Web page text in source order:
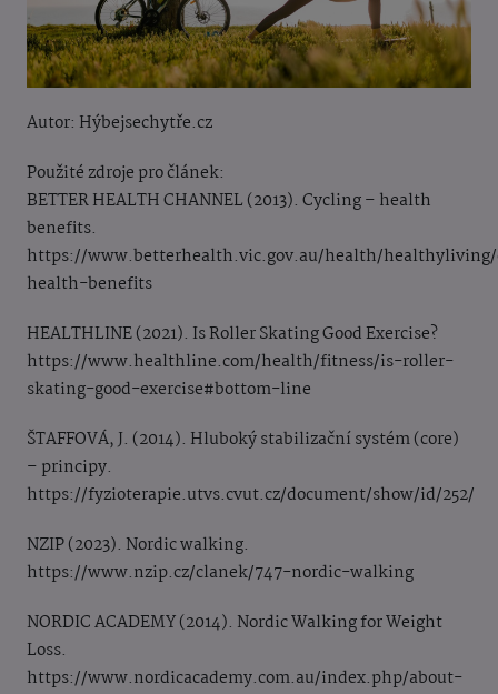
Autor: Hýbejsechytře.cz
Použité zdroje pro článek:
BETTER HEALTH CHANNEL (2013). Cycling – health
benefits.
https://www.betterhealth.vic.gov.au/health/
health-benefits
HEALTHLINE (2021). Is Roller Skating Good Exercise?
https://www.healthline.com/health/fitness/is-roller-
skating-good-exercise#bottom-line
ŠTAFFOVÁ, J. (2014). Hluboký stabilizační systém (core)
– principy.
https://fyzioterapie.utvs.cvut.cz/document/show/id/252/
NZIP (2023). Nordic walking.
https://www.nzip.cz/clanek/747-nordic-walking
NORDIC ACADEMY (2014). Nordic Walking for Weight
Loss.
https://www.nordicacademy.com.au/index.php/about-